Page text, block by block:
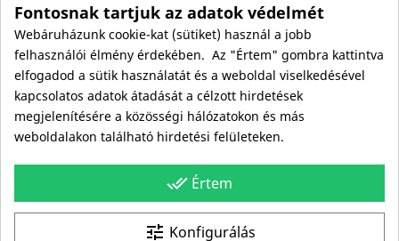
Rólunk
Kapcsolat
Viszonteladóknak
Kövess minket itt is!
Facebook
Site protected by reCAPTCHA.
Fontosnak tartjuk az adatok védelmét
Webáruházunk cookie-kat (sütiket) használ a jobb
felhasználói élmény érdekében. Az "Értem" gombra kattintva
elfogadod a sütik használatát és a weboldal viselkedésével
kapcsolatos adatok átadását a célzott hirdetések
megjelenítésére a közösségi hálózatokon és más
weboldalakon található hirdetési felületeken.
done_all Értem
tune Konfigurálás